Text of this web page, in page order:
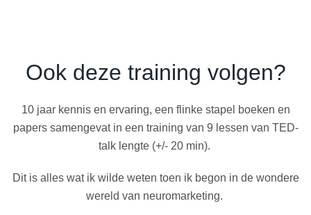
Ook deze training volgen?
10 jaar kennis en ervaring, een flinke stapel boeken en
papers samengevat in een training van 9 lessen van TED-
talk lengte (+/- 20 min).
Dit is alles wat ik wilde weten toen ik begon in de wondere
wereld van neuromarketing.